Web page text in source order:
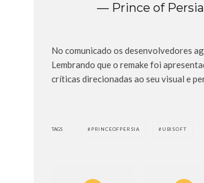
— Prince of
No comunicado os desenvolvedores
Lembrando que o remake foi
críticas direcionadas ao seu visual e
TAGS PRINCEOFPERSIA UBISOFT